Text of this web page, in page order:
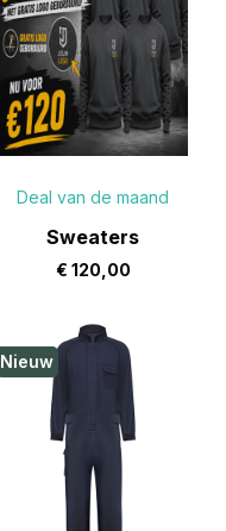
Deal van de maand
Sweaters
€ 120,00
Nieuw